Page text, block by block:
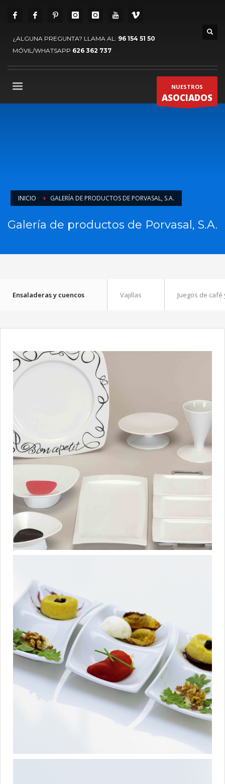
¿ALGUNA PREGUNTA? LLAMA AL: 96 154 51 50
MÓVIL/WHATSAPP 626 362 737
NUESTROS
ASOCIADOS
INICIO GALERÍA DE PRODUCTOS DE PORVASAL, S.A.
Galería de productos de Porvasal, S.A.
Ensaladeras y cuencos Vajillas Juegos de